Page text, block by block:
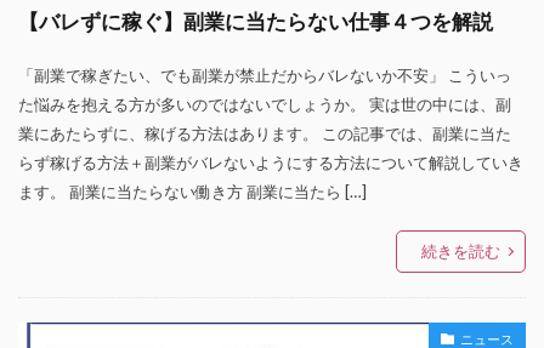
【バレずに稼ぐ】副業に当たらない仕事４つを解説
「副業で稼ぎたい、でも副業が禁止だからバレないか不安」 こういっ
た悩みを抱える方が多いのではないでしょうか。 実は世の中には、副
業にあたらずに、稼げる方法はあります。 この記事では、副業に当た
らず稼げる方法＋副業がバレないようにする方法について解説していき
ます。 副業に当たらない働き方 副業に当たら […]
続きを読む
ニュース